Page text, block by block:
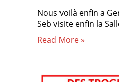
Nous voilà enfin a
Seb visite enfin la
Read More »